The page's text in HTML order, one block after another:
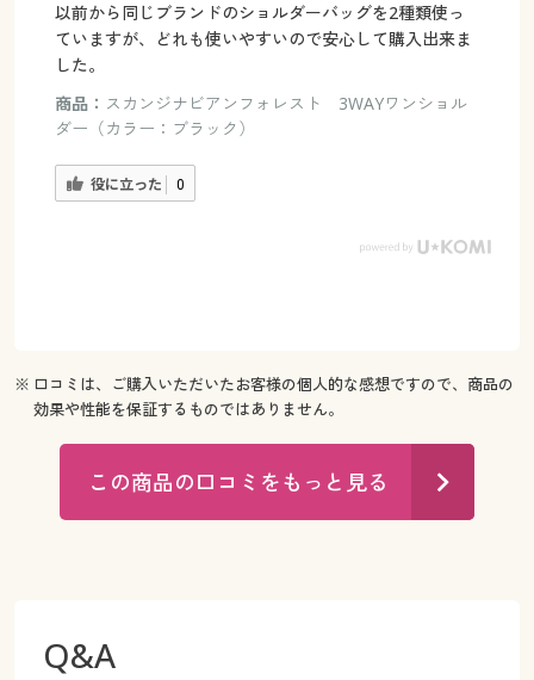
以前から同じブランドのショルダーバッグを2種類使っ
ていますが、どれも使いやすいので安心して購入出来ま
した。
商品： スカンジナビアンフォレスト 3WAYワンショル
ダー（カラー：ブラック）
役に立った 0
※ 口コミは、ご購入いただいたお客様の個人的な感想ですので、商品の
効果や性能を保証するものではありません。
この商品の口コミをもっと見る
Q&A